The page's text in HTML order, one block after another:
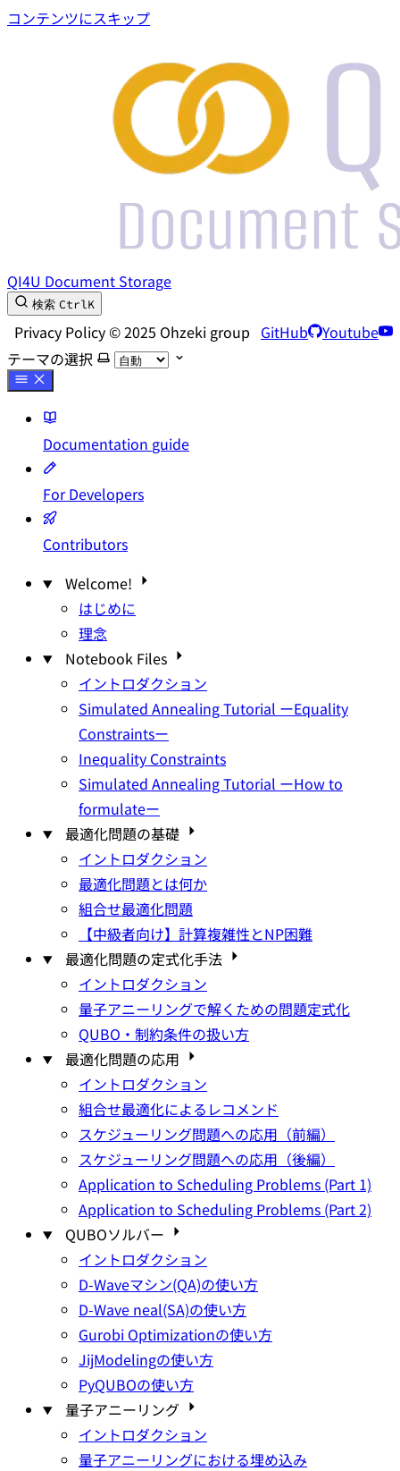
コンテンツにスキップ
QI4U Document Storage
検索 CtrlK
Privacy Policy © 2025 Ohzeki group GitHub
Youtube
テーマの選択
Documentation guide
For Developers
Contributors
Welcome!
はじめに
理念
Notebook Files
イントロダクション
Simulated Annealing Tutorial ーEquality
Constraintsー
Inequality Constraints
Simulated Annealing Tutorial ーHow to
formulateー
最適化問題の基礎
イントロダクション
最適化問題とは何か
組合せ最適化問題
【中級者向け】計算複雑性とNP困難
最適化問題の定式化手法
イントロダクション
量子アニーリングで解くための問題定式化
QUBO・制約条件の扱い方
最適化問題の応用
イントロダクション
組合せ最適化によるレコメンド
スケジューリング問題への応用（前編）
スケジューリング問題への応用（後編）
Application to Scheduling Problems (Part 1)
Application to Scheduling Problems (Part 2)
QUBOソルバー
イントロダクション
D-Waveマシン(QA)の使い方
D-Wave neal(SA)の使い方
Gurobi Optimizationの使い方
JijModelingの使い方
PyQUBOの使い方
量子アニーリング
イントロダクション
量子アニーリングにおける埋め込み